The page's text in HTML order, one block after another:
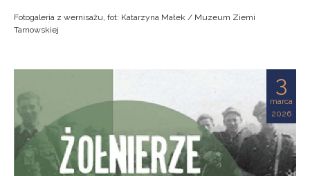
Fotogaleria z wernisażu, fot: Katarzyna Małek / Muzeum Ziemi
Tarnowskiej
3
marca
2026